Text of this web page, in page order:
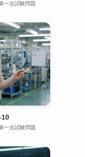
一次試験問題
一次試験問題